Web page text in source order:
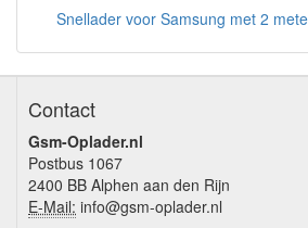
Snellader voor Samsung met 2
Contact
Gsm-Oplader.nl
Postbus 1067
2400 BB Alphen aan den Rijn
E-Mail: info@gsm-oplader.nl